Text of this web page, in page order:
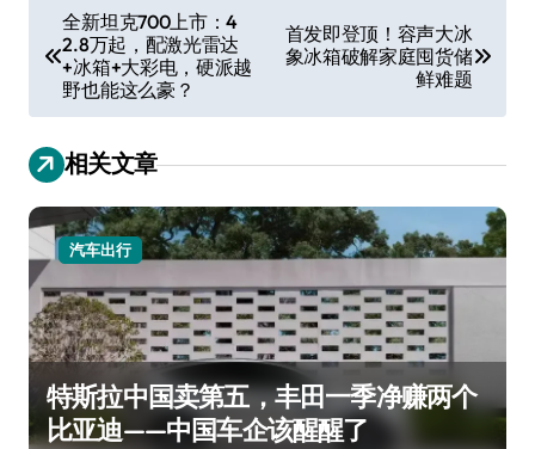
章
全新坦克700上市：4
2.8万起，配激光雷达
+冰箱+大彩电，硬派越
野也能这么豪？
首发即登顶！容声大冰
象冰箱破解家庭囤货储
鲜难题
相关文章
汽车出行
特斯拉中国卖第五，丰田一季净赚两个
比亚迪——中国车企该醒醒了